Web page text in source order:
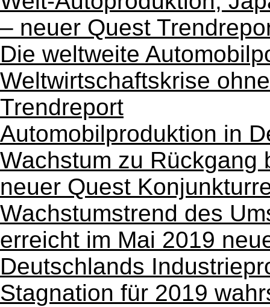
– neuer Quest
Die weltweite
Weltwirtschaftskrise
Trendreport
Automobilproduktion in
Wachstum zu Rückgang
neuer Quest
Wachstumstrend des
erreicht im Mai 2019
Deutschlands
Stagnation für 2019